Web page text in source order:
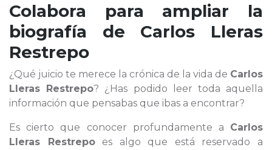
Colabora para ampliar la
biografía de Carlos Lleras
Restrepo
¿Qué juicio te merece la crónica de la vida de Carlos
Lleras Restrepo? ¿Has podido leer toda aquella
información que pensabas que ibas a encontrar?
Es cierto que conocer profundamente a Carlos
Lleras Restrepoes algo que está reservado a